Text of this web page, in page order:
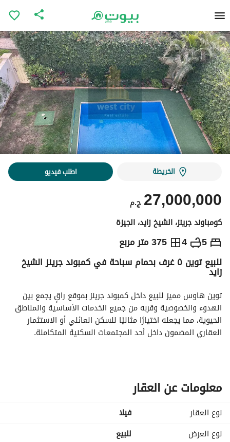
الخريطة اطلب فيديو
ج.م 27,000,000
كومباوند جرينز، الشيخ زايد، الجيزة
5
4 375 متر مربع ج.م 27,000,000
التفاصيل الاتجاهات والمؤشرات رهن عقاري
للبيع توين ٥ غرف بحمام سباحة في كمبوند جرينز الشيخ
زايد
العقاري المضمون داخل أحد المجتمعات السكنية المتكاملة.
والخصوصية لجميع أفراد الأسرة
عدد الحمامات: ٤ حمامات بتصميم عملي يخدم جميع أدوار الفيلا
ويوفر أجواء ترفيهية مثالية للعائلة والضيوف
معلومات عن العقار
نوع العقار
فیلا
نوع العرض
للبيع